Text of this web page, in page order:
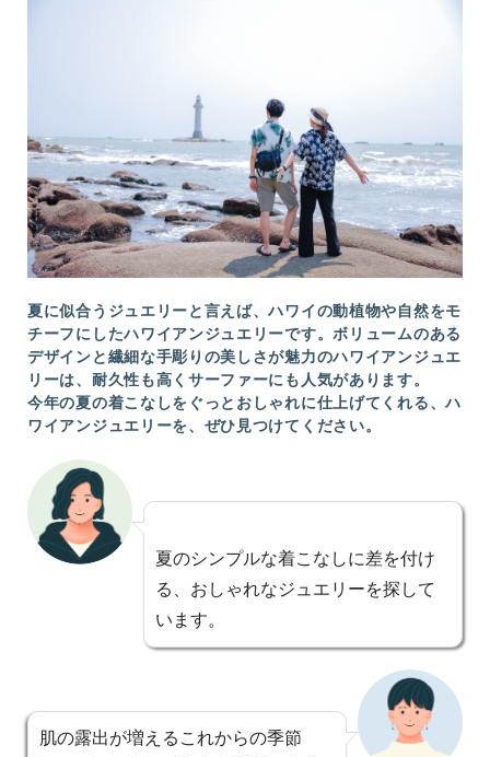
夏に似合うジュエリーと言えば、ハワイの動植物や自然をモ
チーフにしたハワイアンジュエリーです。ボリュームのある
デザインと繊細な手彫りの美しさが魅力のハワイアンジュエ
リーは、耐久性も高くサーファーにも人気があります。
今年の夏の着こなしをぐっとおしゃれに仕上げてくれる、ハ
ワイアンジュエリーを、ぜひ見つけてください。
夏のシンプルな着こなしに差を付け
る、おしゃれなジュエリーを探して
います。
肌の露出が増えるこれからの季節